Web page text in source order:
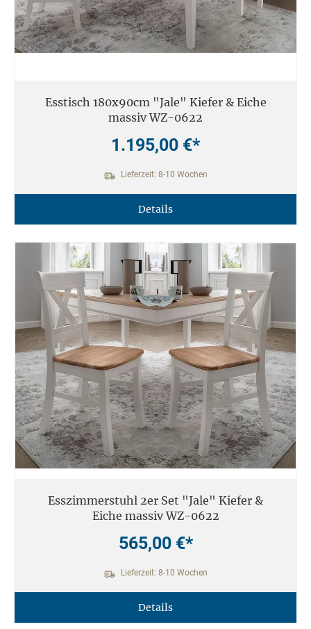
Esstisch 180x90cm "Jale" Kiefer & Eiche
massiv WZ-0622
1.195,00 €*
Lieferzeit: 8-10 Wochen
Details
Esszimmerstuhl 2er Set "Jale" Kiefer &
Eiche massiv WZ-0622
565,00 €*
Lieferzeit: 8-10 Wochen
Details